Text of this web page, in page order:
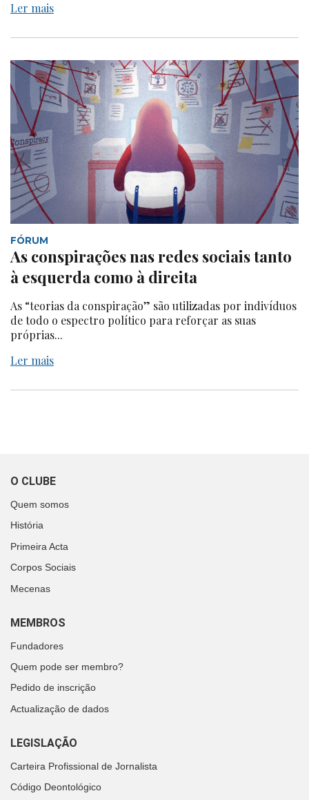
Ler mais
FÓRUM
As conspirações nas redes sociais tanto
à esquerda como à direita
As “teorias da conspiração” são utilizadas por indivíduos
de todo o espectro político para reforçar as suas
próprias...
Ler mais
O CLUBE
Quem somos
História
Primeira Acta
Corpos Sociais
Mecenas
MEMBROS
Fundadores
Quem pode ser membro?
Pedido de inscrição
Actualização de dados
LEGISLAÇÃO
Carteira Profissional de Jornalista
Código Deontológico